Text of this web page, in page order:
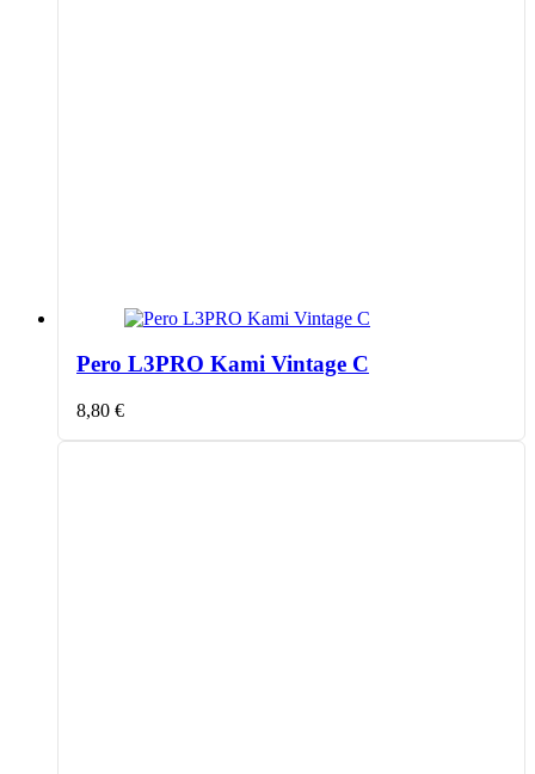
Pero L3PRO Kami Vintage C
8,80 €